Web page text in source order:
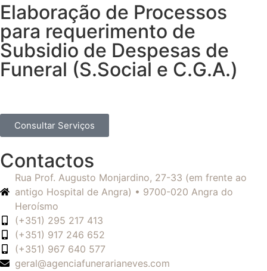
Elaboração de Processos
para requerimento de
Subsidio de Despesas de
Funeral (S.Social e C.G.A.)
Consultar Serviços
Contactos
Rua Prof. Augusto Monjardino, 27-33 (em frente ao
antigo Hospital de Angra) • 9700-020 Angra do
Heroísmo
(+351) 295 217 413
(+351) 917 246 652
(+351) 967 640 577
geral@agenciafunerarianeves.com